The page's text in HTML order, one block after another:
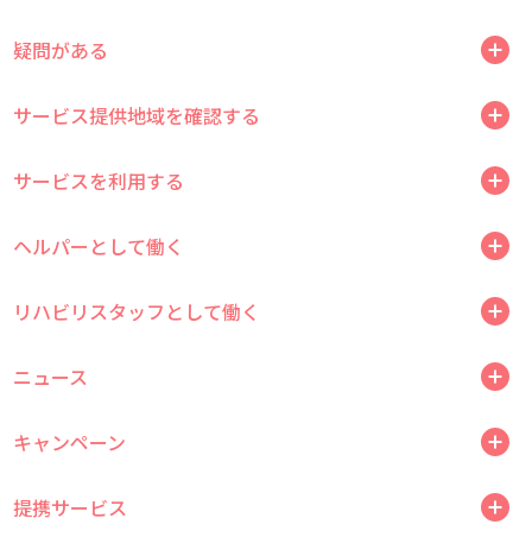
疑問がある
サービス提供地域を確認する
サービスを利用する
ヘルパーとして働く
リハビリスタッフとして働く
ニュース
キャンペーン
提携サービス